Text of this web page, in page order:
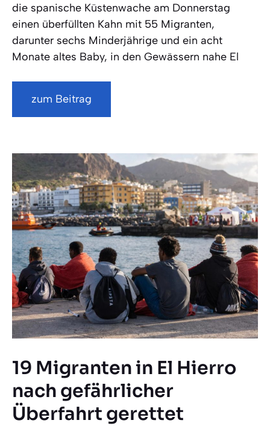
die spanische Küstenwache am Donnerstag
einen überfüllten Kahn mit 55 Migranten,
darunter sechs Minderjährige und ein acht
Monate altes Baby, in den Gewässern nahe El
zum Beitrag
19 Migranten in El Hierro
nach gefährlicher
Überfahrt gerettet